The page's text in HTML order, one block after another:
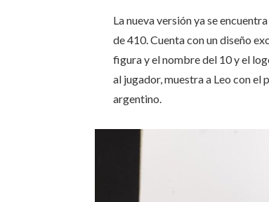
La nueva versión ya se
de 410. Cuenta con un diseño
figura y el nombre del 10 y el
al jugador, muestra a Leo con
argentino.